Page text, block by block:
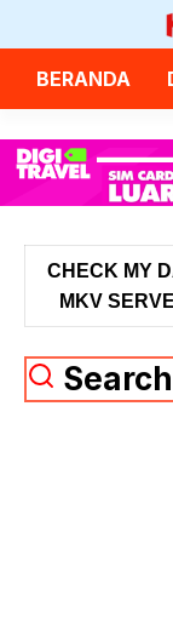
ke
BERANDA
CHECK MY
MKV